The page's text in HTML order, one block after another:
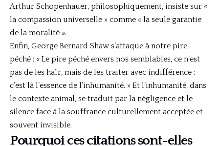
Arthur Schopenhauer, philosophiquement, insiste sur «
la compassion universelle » comme « la seule garantie
de la moralité ».
Enfin, George Bernard Shaw s’attaque à notre pire
péché : « Le pire péché envers nos semblables, ce n’est
pas de les haïr, mais de les traiter avec indifférence :
c’est là l’essence de l’inhumanité. » Et l’inhumanité, dans
le contexte animal, se traduit par la négligence et le
silence face à la souffrance culturellement acceptée et
souvent invisible.
Pourquoi ces citations sont-elles